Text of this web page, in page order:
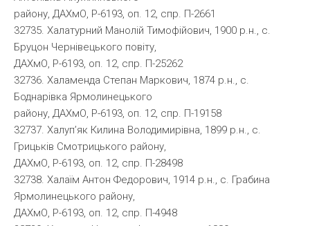
району, ДАХмО, Р-6193, оп. 12, спр. П-2661
32735. Халатурний Манолій Тимофійович, 1900 р.н., с.
Бруцон Чернівецького повіту,
ДАХмО, Р-6193, оп. 12, спр. П-25262
32736. Халаменда Степан Маркович, 1874 р.н., с.
Боднарівка Ярмолинецького
району, ДАХмО, Р-6193, оп. 12, спр. П-19158
32737. Халуп’як Килина Володимирівна, 1899 р.н., с.
Грицьків Смотрицького району,
ДАХмО, Р-6193, оп. 12, спр. П-28498
32738. Халаїм Антон Федорович, 1914 р.н., с. Грабина
Ярмолинецького району,
ДАХмО, Р-6193, оп. 12, спр. П-4948